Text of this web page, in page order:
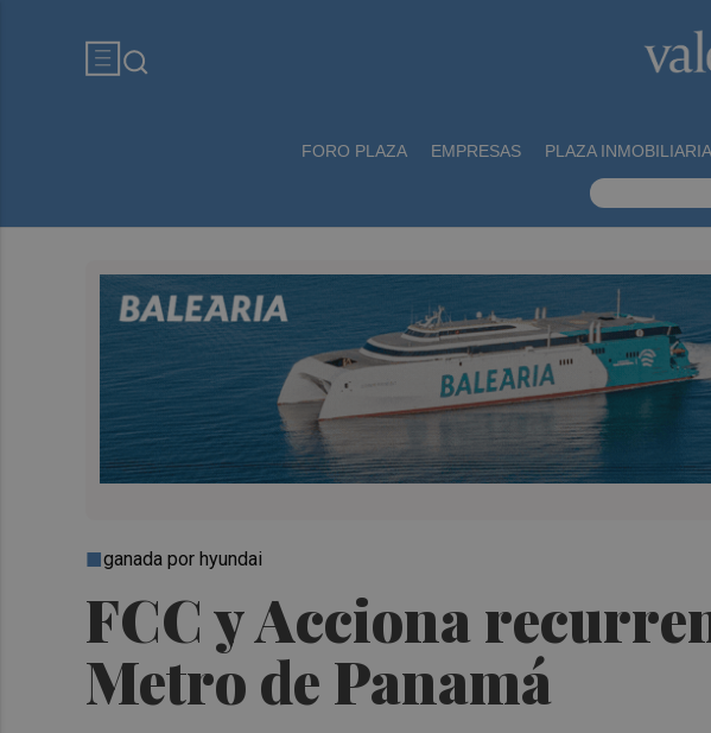
FORO PLAZA EMPRESAS PLAZA INMOBILIARIA
FCC y Acciona
Metro de Panamá
ganada por hyundai